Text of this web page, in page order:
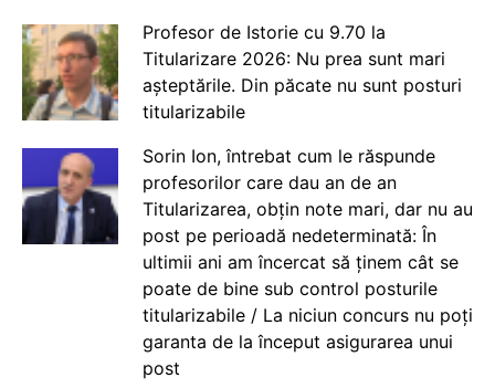
Profesor de Istorie cu 9.70 la
Titularizare 2026: Nu prea sunt mari
așteptările. Din păcate nu sunt posturi
titularizabile
Sorin Ion, întrebat cum le răspunde
profesorilor care dau an de an
Titularizarea, obțin note mari, dar nu au
post pe perioadă nedeterminată: În
ultimii ani am încercat să ținem cât se
poate de bine sub control posturile
titularizabile / La niciun concurs nu poți
garanta de la început asigurarea unui
post